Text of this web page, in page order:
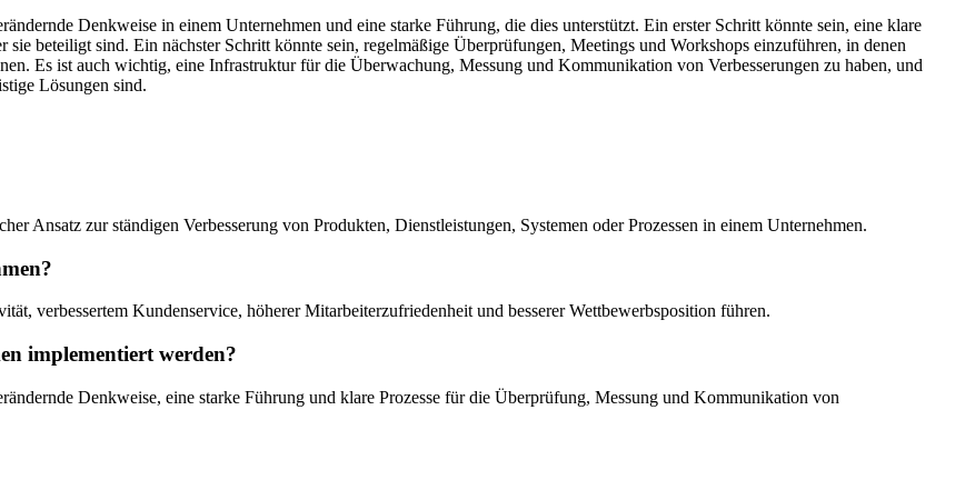
Denkweise in einem Unternehmen und eine starke Führung, die dies unterstützt. Ein erster Schritt könnte sein, eine klare
beteiligt sind. Ein nächster Schritt könnte sein, regelmäßige Überprüfungen, Meetings und Workshops einzuführen, in denen
Es ist auch wichtig, eine Infrastruktur für die Überwachung, Messung und Kommunikation von Verbesserungen zu haben, und
Lösungen sind.
Ansatz zur ständigen Verbesserung von Produkten, Dienstleistungen, Systemen oder Prozessen in einem Unternehmen.
verbessertem Kundenservice, höherer Mitarbeiterzufriedenheit und besserer Wettbewerbsposition führen.
implementiert werden?
Denkweise, eine starke Führung und klare Prozesse für die Überprüfung, Messung und Kommunikation von